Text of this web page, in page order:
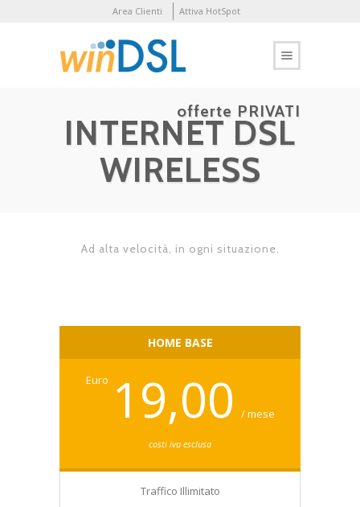
Area Clienti Attiva HotSpot
offerte PRIVATI
INTERNET DSL
WIRELESS
Ad alta velocità, in ogni situazione.
HOME BASE
Euro 19,00 / mese
costi iva esclusa
Traffico Illimitato